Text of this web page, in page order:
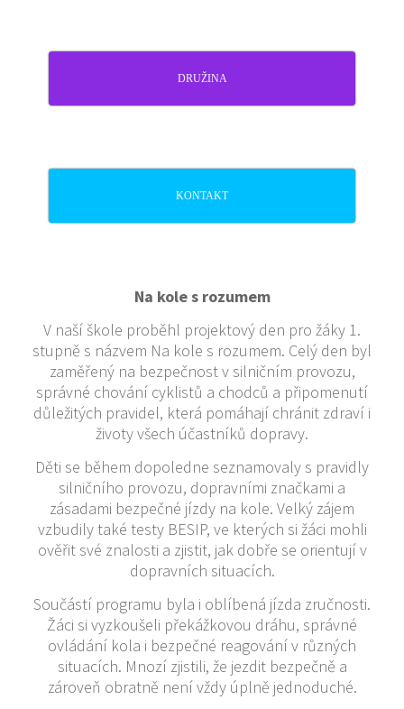
DRUŽINA
KONTAKT
Na kole s rozumem
V naší škole proběhl projektový den pro žáky 1.
stupně s názvem Na kole s rozumem. Celý den byl
zaměřený na bezpečnost v silničním provozu,
správné chování cyklistů a chodců a připomenutí
důležitých pravidel, která pomáhají chránit zdraví i
životy všech účastníků dopravy.
Děti se během dopoledne seznamovaly s pravidly
silničního provozu, dopravními značkami a
zásadami bezpečné jízdy na kole. Velký zájem
vzbudily také testy BESIP, ve kterých si žáci mohli
ověřit své znalosti a zjistit, jak dobře se orientují v
dopravních situacích.
Součástí programu byla i oblíbená jízda zručnosti.
Žáci si vyzkoušeli překážkovou dráhu, správné
ovládání kola i bezpečné reagování v různých
situacích. Mnozí zjistili, že jezdit bezpečně a
zároveň obratně není vždy úplně jednoduché.